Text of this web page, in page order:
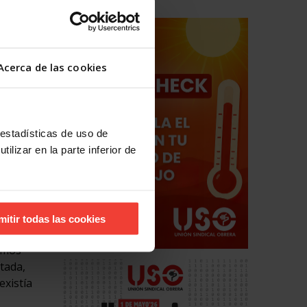
de las cookies
de uso de
en la parte inferior de
todas las cookies
de
al
de
de